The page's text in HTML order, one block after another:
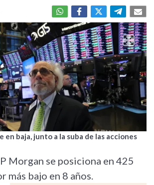
en baja, junto a la suba de las acciones
Morgan se posiciona en 425
más bajo en 8 años.